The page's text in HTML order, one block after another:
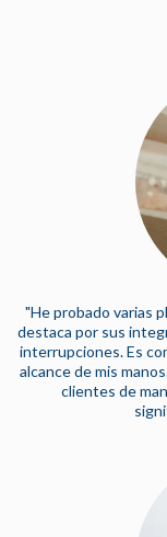
"He probado varias
destaca por sus
interrupciones. Es
alcance de mis
clientes de